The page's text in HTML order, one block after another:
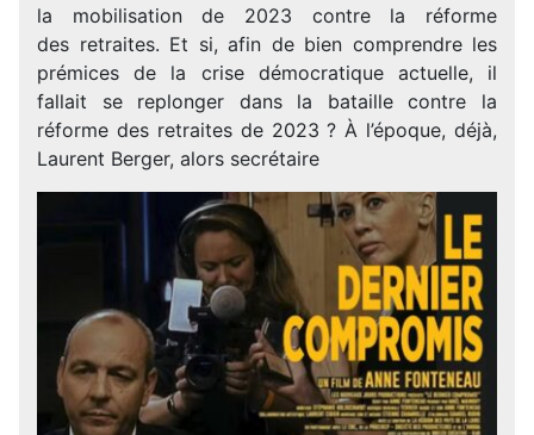
la mobilisation de 2023 contre la réforme
des retraites. Et si, afin de bien comprendre les
prémices de la crise démocratique actuelle, il
fallait se replonger dans la bataille contre la
réforme des retraites de 2023 ? À l’époque, déjà,
Laurent Berger, alors secrétaire